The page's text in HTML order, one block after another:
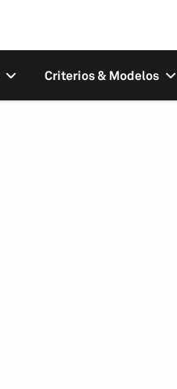
Criterios & Modelos